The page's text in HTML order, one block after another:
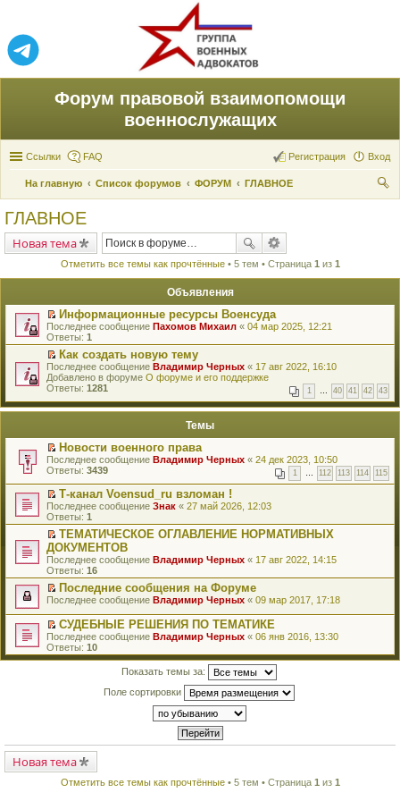
Форум правовой взаимопомощи
военнослужащих
Ссылки FAQ Вход
Регистрация
На главную Список форумов ФОРУМ
ГЛАВНОЕ
ГЛАВНОЕ
Новая тема
Отметить все темы как прочтённые• 5 тем • Страница 1 из 1
Объявления
П
е
р
е
й
т
и
п
в
о
м
у
н
п
р
о
и
т
а
н
н
о
м
у
с
о
о
Информационные ресурсы Военсуда
Последнее сообщение Пахомов Михаил « 04 мар 2025, 12:21
Ответы: 1
П
е
р
й
к
п
е
р
в
о
м
у
н
п
р
о
ч
т
н
н
о
м
у
и
ю
Как создать новую тему
Последнее сообщение Владимир Черных « 17 авг 2022, 16:10
Добавлено в форуме О форуме и его поддержке
Ответы: 1281 1 … 40 41 42 43
Темы
П
е
е
т
и
к
п
е
р
в
о
м
у
н
е
п
р
о
м
с
о
Новости военного права
Последнее сообщение Владимир Черных « 24 дек 2023, 10:50
Ответы: 3439 1 … 112 113 114 115
П
е
р
й
т
и
к
е
в
о
м
у
н
а
н
н
о
Т-канал Voensud_ru взломан !
Последнее сообщение Знак « 27 май 2026, 12:03
Ответы: 1
П
е
р
е
й
т
к
п
е
р
в
о
ч
и
ТЕМАТИЧЕСКОЕ ОГЛАВЛЕНИЕ НОРМАТИВНЫХ
ДОКУМЕНТОВ
Последнее сообщение Владимир Черных « 17 авг 2022, 14:15
Ответы: 16
П
р
е
й
т
и
у
н
е
п
Последние сообщения на Форуме
Последнее сообщение Владимир Черных « 09 мар 2017, 17:18
П
е
р
в
о
м
у
СУДЕБНЫЕ РЕШЕНИЯ ПО ТЕМАТИКЕ
Последнее сообщение Владимир Черных « 06 янв 2016, 13:30
Ответы: 10
Показать темы за:
Поле сортировки
Новая тема
Отметить все темы как прочтённые• 5 тем • Страница 1 из 1